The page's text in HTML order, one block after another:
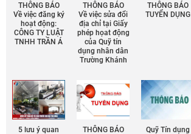
THÔNG BÁO
Về việc đăng ký
hoạt động:
CÔNG TY LUẬT
TNHH TRẦN Á
THÔNG BÁO
Về việc sửa đổi
địa chỉ tại Giấy
phép họat động
của Quỹ tín
dụng nhân dân
Trường Khánh
THÔNG BÁO
TUYỂN DỤNG
5 lưu ý quan
THÔNG BÁO
Quỹ Tín dụng